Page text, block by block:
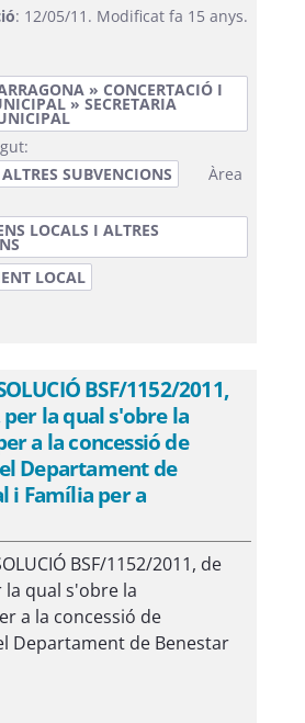
: 12/05/11. Modificat fa 15 anys.
» CONCERTACIÓ I
» SECRETARIA
SUBVENCIONS
Àrea
LOCALS I ALTRES
LOCAL
BSF/1152/2011,
la qual s'obre la
a la concessió de
Departament de
i Família per a
BSF/1152/2011, de
la qual s'obre la
a la concessió de
Departament de Benestar